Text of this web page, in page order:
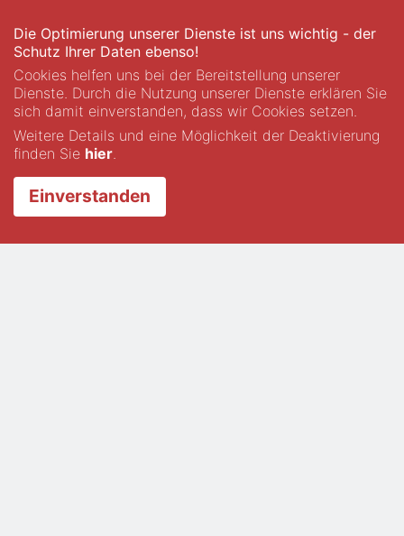
Adventskalender 2018 Geschenkideen
Kulinarisch-kulturelle
Stadtführungen
vonHeiko Gimbel
Erlebt Eure Stadt während einer kulinarischen
Weise!
Die Optimierung unserer Dienste ist uns wichtig - der
Schutz Ihrer Daten ebenso!
Cookies helfen uns bei der Bereitstellung unserer
Dienste. Durch die Nutzung unserer Dienste erklären Sie
sich damit einverstanden, dass wir Cookies setzen.
Weitere Details und eine Möglichkeit der Deaktivierung
finden Sie hier
Einverstanden